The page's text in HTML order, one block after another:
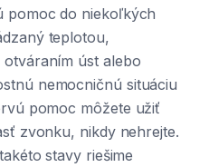
pomoc do niekoľkých
teplotou,
úst alebo
nemocničnú situáciu
pomoc môžete užiť
zvonku, nikdy nehrejte.
stavy riešime